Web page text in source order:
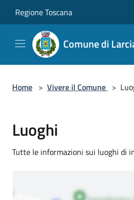
Regione Toscana
Comune di
Home > Vivere il Comune >
Luoghi
Tutte le informazioni sui luoghi di